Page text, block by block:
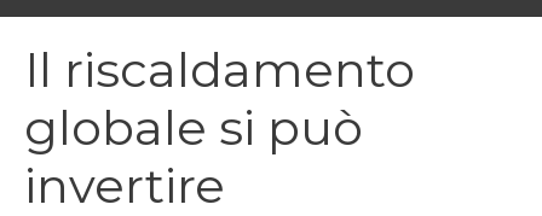
Il riscaldamento
globale si può
invertire